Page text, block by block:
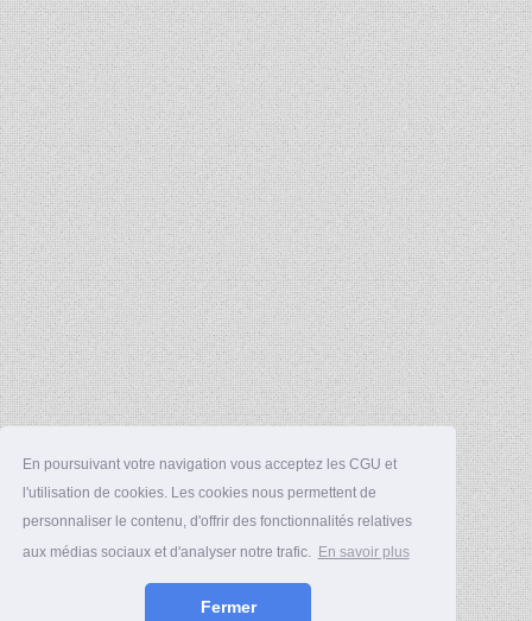
En poursuivant votre navigation vous acceptez les CGU et
l'utilisation de cookies. Les cookies nous permettent de
personnaliser le contenu, d'offrir des fonctionnalités relatives
aux médias sociaux et d'analyser notre trafic. En savoir plus
Fermer